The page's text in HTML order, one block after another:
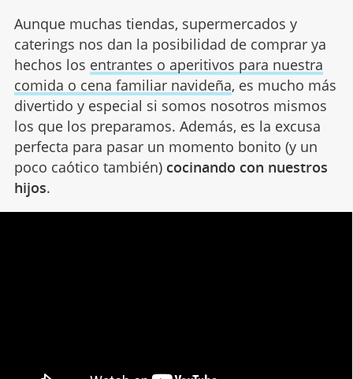
Aunque muchas tiendas, supermercados y
caterings nos dan la posibilidad de comprar ya
hechos los entrantes o aperitivos para nuestra
comida o cena familiar navideña, es mucho más
divertido y especial si somos nosotros mismos
los que los preparamos. Además, es la excusa
perfecta para pasar un momento bonito (y un
poco caótico también) cocinando con nuestros
hijos.